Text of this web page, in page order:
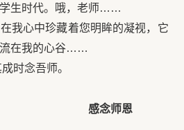
生时代。哦，老师……
我心中珍藏着您明眸的凝视，它
流在我的心谷……
时念吾师。
师恩